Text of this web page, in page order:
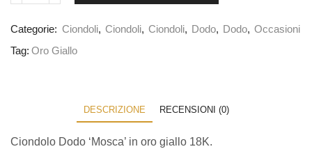
Categorie: Ciondoli, Ciondoli, Ciondoli, Dodo, Dodo, Occasioni
Tag: Oro Giallo
DESCRIZIONE RECENSIONI (0)
Ciondolo Dodo ‘Mosca’ in oro giallo 18K.